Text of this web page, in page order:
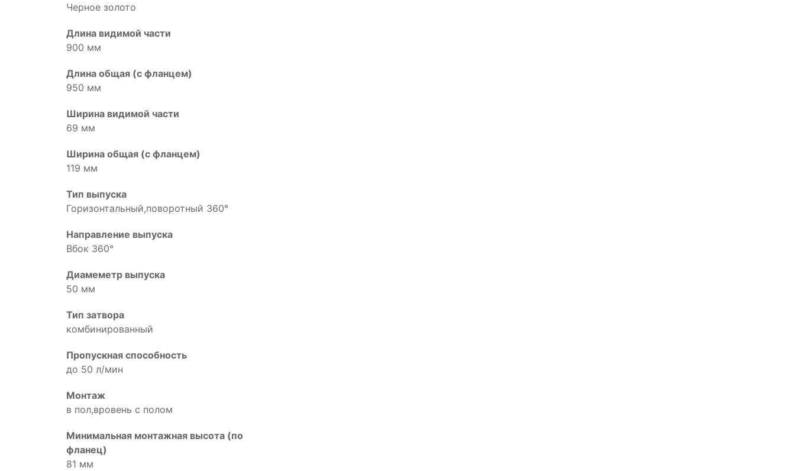
Черное золото
Длина видимой части
900 мм
Длина общая (с фланцем)
950 мм
Ширина видимой части
69 мм
Ширина общая (с фланцем)
119 мм
Тип выпуска
Горизонтальный,поворотный 360°
Направление выпуска
Вбок 360°
Диамеметр выпуска
50 мм
Тип затвора
комбинированный
Пропускная способность
до 50 л/мин
Монтаж
в пол,вровень с полом
Минимальная монтажная высота (по
фланец)
81 мм